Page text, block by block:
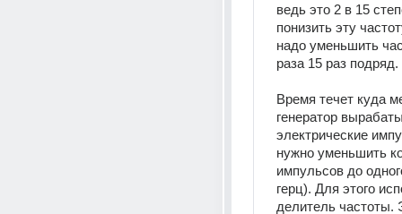
ведь это 2 в 15
понизить эту
надо уменьшить
раза 15 раз подряд.
Время течет куда
генератор
электрические
нужно уменьшить
импульсов до
герц). Для этого
делитель частоты.